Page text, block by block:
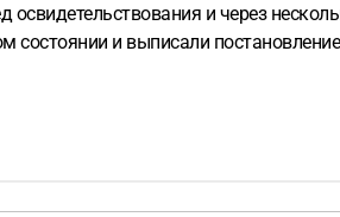
и через
состоянии и выписали